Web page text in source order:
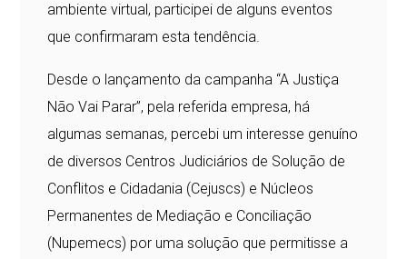
ambiente virtual, participei de alguns eventos
que confirmaram esta tendência.
Desde o lançamento da campanha “A Justiça
Não Vai Parar”, pela referida empresa, há
algumas semanas, percebi um interesse genuíno
de diversos Centros Judiciários de Solução de
Conflitos e Cidadania (Cejuscs) e Núcleos
Permanentes de Mediação e Conciliação
(Nupemecs) por uma solução que permitisse a